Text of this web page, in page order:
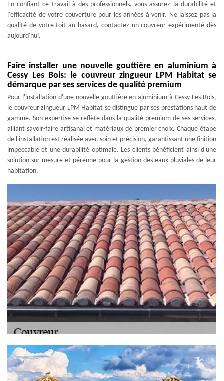
En confiant ce travail à des professionnels, vous assurez la durabilité et
l'efficacité de votre couverture pour les années à venir. Ne laissez pas la
qualité de votre toit au hasard, contactez un couvreur expérimenté dès
aujourd'hui.
Faire installer une nouvelle gouttière en aluminium à
Cessy Les Bois: le couvreur zingueur LPM Habitat se
démarque par ses services de qualité premium
Pour l'installation d'une nouvelle gouttière en aluminium à Cessy Les Bois,
le couvreur zingueur LPM Habitat se distingue par ses prestations haut de
gamme. Son expertise se reflète dans la qualité premium de ses services,
alliant savoir-faire artisanal et matériaux de premier choix. Chaque étape
de l'installation est réalisée avec soin et précision, garantissant une finition
impeccable et une durabilité optimale. Les clients bénéficient ainsi d'une
solution sur mesure et pérenne pour la gestion des eaux pluviales de leur
habitation.